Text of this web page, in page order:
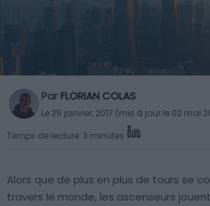
Par FLORIAN COLAS
Le 25 janvier, 2017 (mis à jour le 02 mai
Temps de lecture: 3 minutes
Alors que de plus en plus de tours se
travers le monde, les ascenseurs